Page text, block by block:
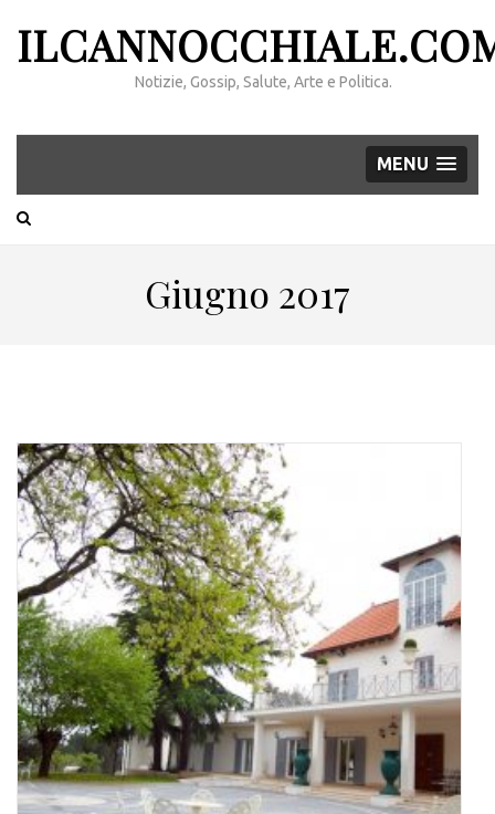
Notizie, Gossip, Salute, Arte e Politica.
MENU
Giugno 2017